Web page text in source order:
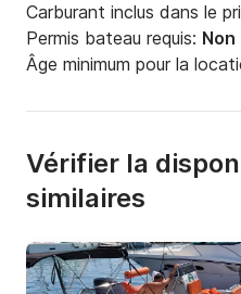
Carburant inclus dans le
Permis bateau requis: Non
Âge minimum pour la
Vérifier la
similaires